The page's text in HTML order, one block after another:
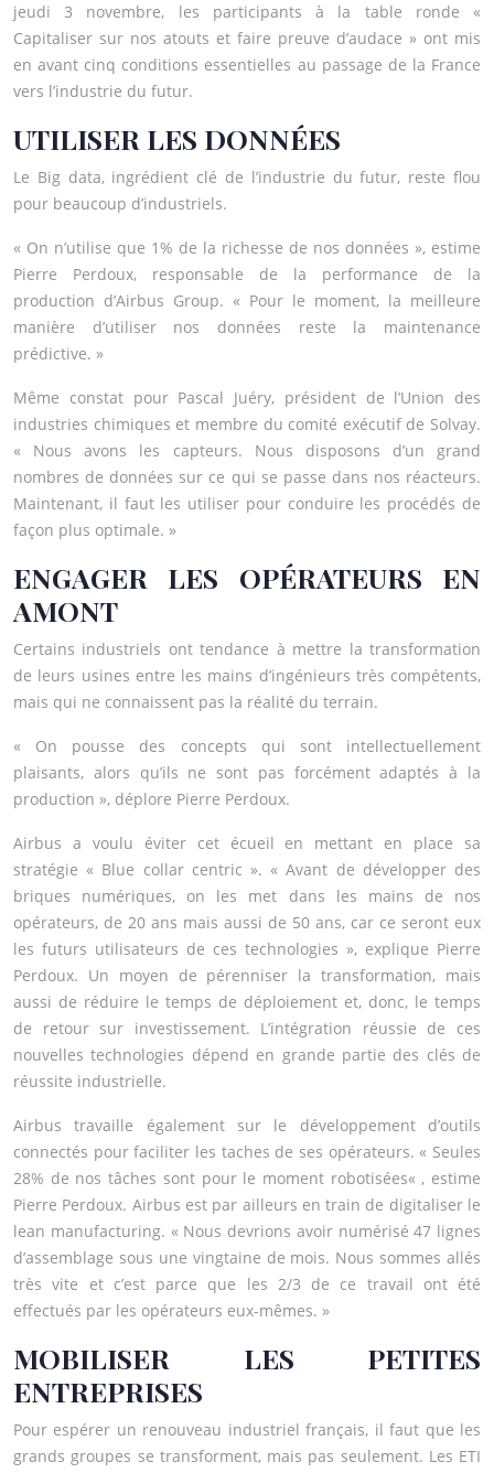
jeudi 3 novembre, les participants à la table ronde «
Capitaliser sur nos atouts et faire preuve d’audace » ont mis
en avant cinq conditions essentielles au passage de la France
vers l’industrie du futur.
UTILISER LES DONNÉES
Le Big data, ingrédient clé de l’industrie du futur, reste flou
pour beaucoup d’industriels.
« On n’utilise que 1% de la richesse de nos données », estime
Pierre Perdoux, responsable de la performance de la
production d’Airbus Group. « Pour le moment, la meilleure
manière d’utiliser nos données reste la maintenance
prédictive. »
Même constat pour Pascal Juéry, président de l’Union des
industries chimiques et membre du comité exécutif de Solvay.
« Nous avons les capteurs. Nous disposons d’un grand
nombres de données sur ce qui se passe dans nos réacteurs.
Maintenant, il faut les utiliser pour conduire les procédés de
façon plus optimale. »
ENGAGER LES OPÉRATEURS EN
AMONT
Certains industriels ont tendance à mettre la transformation
de leurs usines entre les mains d’ingénieurs très compétents,
mais qui ne connaissent pas la réalité du terrain.
« On pousse des concepts qui sont intellectuellement
plaisants, alors qu’ils ne sont pas forcément adaptés à la
production », déplore Pierre Perdoux.
Airbus a voulu éviter cet écueil en mettant en place sa
stratégie « Blue collar centric ». « Avant de développer des
briques numériques, on les met dans les mains de nos
opérateurs, de 20 ans mais aussi de 50 ans, car ce seront eux
les futurs utilisateurs de ces technologies », explique Pierre
Perdoux. Un moyen de pérenniser la transformation, mais
aussi de réduire le temps de déploiement et, donc, le temps
de retour sur investissement. L’intégration réussie de ces
nouvelles technologies dépend en grande partie des clés de
réussite industrielle.
Airbus travaille également sur le développement d’outils
connectés pour faciliter les taches de ses opérateurs. « Seules
28% de nos tâches sont pour le moment robotisées« , estime
Pierre Perdoux. Airbus est par ailleurs en train de digitaliser le
lean manufacturing. « Nous devrions avoir numérisé 47 lignes
d’assemblage sous une vingtaine de mois. Nous sommes allés
très vite et c’est parce que les 2/3 de ce travail ont été
effectués par les opérateurs eux-mêmes. »
MOBILISER LES PETITES
ENTREPRISES
Pour espérer un renouveau industriel français, il faut que les
grands groupes se transforment, mais pas seulement. Les ETI